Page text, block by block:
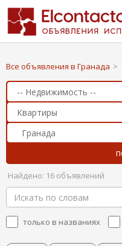
Все объявления в Гранада >
Найдено: 16 объявлений
только в названиях